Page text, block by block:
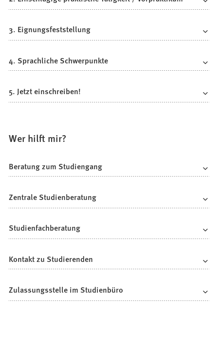
3. Eignungsfeststellung
4. Sprachliche Schwerpunkte
5. Jetzt einschreiben!
Wer hilft mir?
Beratung zum Studiengang
Zentrale Studienberatung
Studienfachberatung
Kontakt zu Studierenden
Zulassungsstelle im Studienbüro